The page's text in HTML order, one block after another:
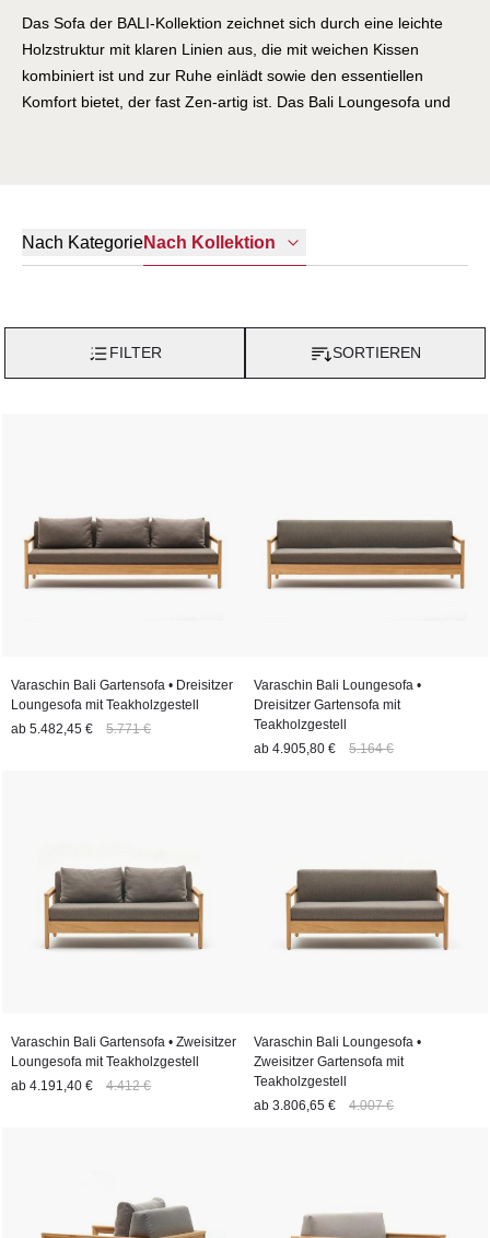
Das Sofa der BALI-Kollektion zeichnet sich durch eine leichte
Holzstruktur mit klaren Linien aus, die mit weichen Kissen
kombiniert ist und zur Ruhe einlädt sowie den essentiellen
Komfort bietet, der fast Zen-artig ist. Das Bali Loungesofa und
garantieren völlige Entspannung in jeder Umgebung im Freien.
Nach KategorieNach Kollektion
FILTER SORTIEREN
Varaschin Bali Gartensofa • Dreisitzer
Loungesofa mit Teakholzgestell
ab 5.482,45 € 5.771 €
Varaschin Bali Loungesofa •
Dreisitzer Gartensofa mit
Teakholzgestell
ab 4.905,80 € 5.164 €
Varaschin Bali Gartensofa • Zweisitzer
Loungesofa mit Teakholzgestell
ab 4.191,40 € 4.412 €
Varaschin Bali Loungesofa •
Zweisitzer Gartensofa mit
Teakholzgestell
ab 3.806,65 € 4.007 €